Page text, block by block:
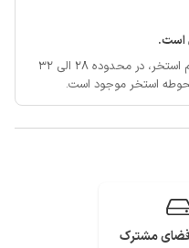
است.
دمای استاندارد آب‌گرم استخر، در محدوده 28 الی 32
استخر موجود است.
مشترک